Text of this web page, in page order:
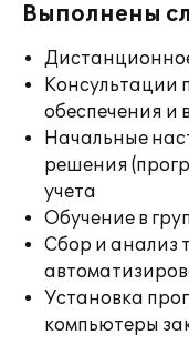
Выполнены
Консультации
обеспечения и
Начальные
решения
учета
Обучение в
Сбор и анализ
Установка
компьютеры